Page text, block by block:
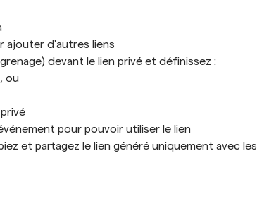
ajouter d'autres liens
devant le lien privé et définissez :
, ou
pour pouvoir utiliser le lien
et partagez le lien généré uniquement avec les